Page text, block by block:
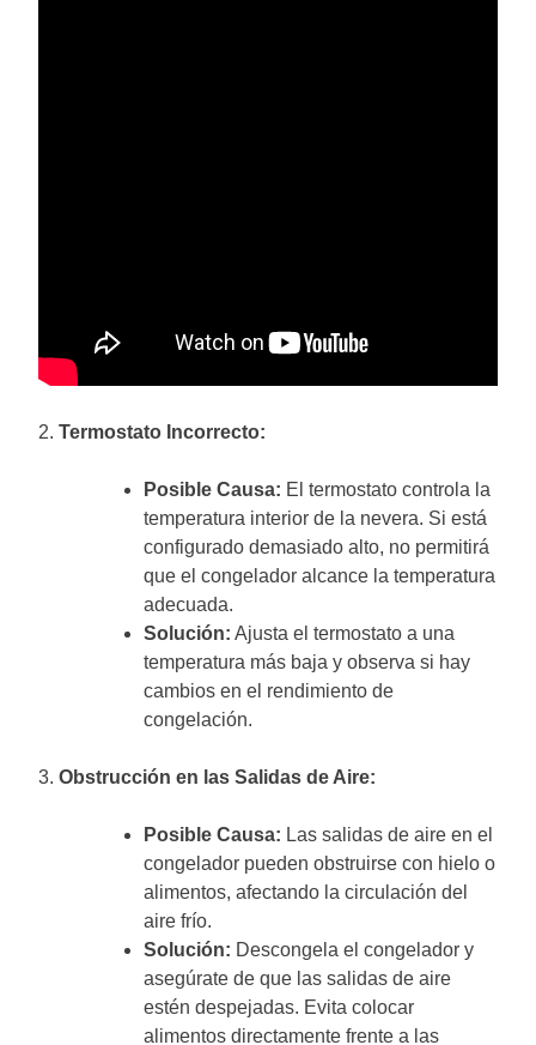
2. Termostato Incorrecto:
Posible Causa: El termostato controla la
temperatura interior de la nevera. Si está
configurado demasiado alto, no permitirá
que el congelador alcance la temperatura
adecuada.
Solución: Ajusta el termostato a una
temperatura más baja y observa si hay
cambios en el rendimiento de
congelación.
3. Obstrucción en las Salidas de Aire:
Posible Causa: Las salidas de aire en el
congelador pueden obstruirse con hielo o
alimentos, afectando la circulación del
aire frío.
Solución: Descongela el congelador y
asegúrate de que las salidas de aire
estén despejadas. Evita colocar
alimentos directamente frente a las